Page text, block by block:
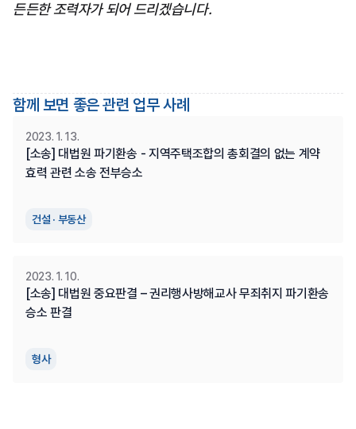
든든한 조력자가 되어 드리겠습니다.
함께 보면 좋은 관련 업무 사례
건설 · 부동산
[소송] 대법원 파기환송 - 지역주택조합의 총회결의 없는 계약
효력 관련 소송 전부승소
2023. 1. 13.
형사
[소송] 대법원 중요판결 – 권리행사방해교사 무죄취지 파기환송
승소 판결
2023. 1. 10.